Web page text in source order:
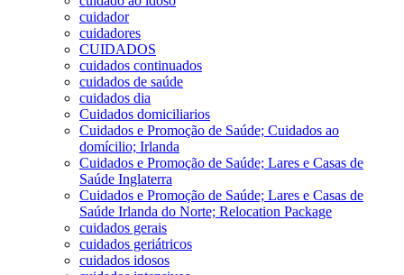
cuidador
cuidadores
CUIDADOS
cuidados continuados
cuidados de saúde
cuidados dia
Cuidados domiciliarios
Cuidados e Promoção de Saúde; Cuidados ao
domícilio; Irlanda
Cuidados e Promoção de Saúde; Lares e Casas de
Saúde Inglaterra
Cuidados e Promoção de Saúde; Lares e Casas de
Saúde Irlanda do Norte; Relocation Package
cuidados gerais
cuidados geriátricos
cuidados idosos